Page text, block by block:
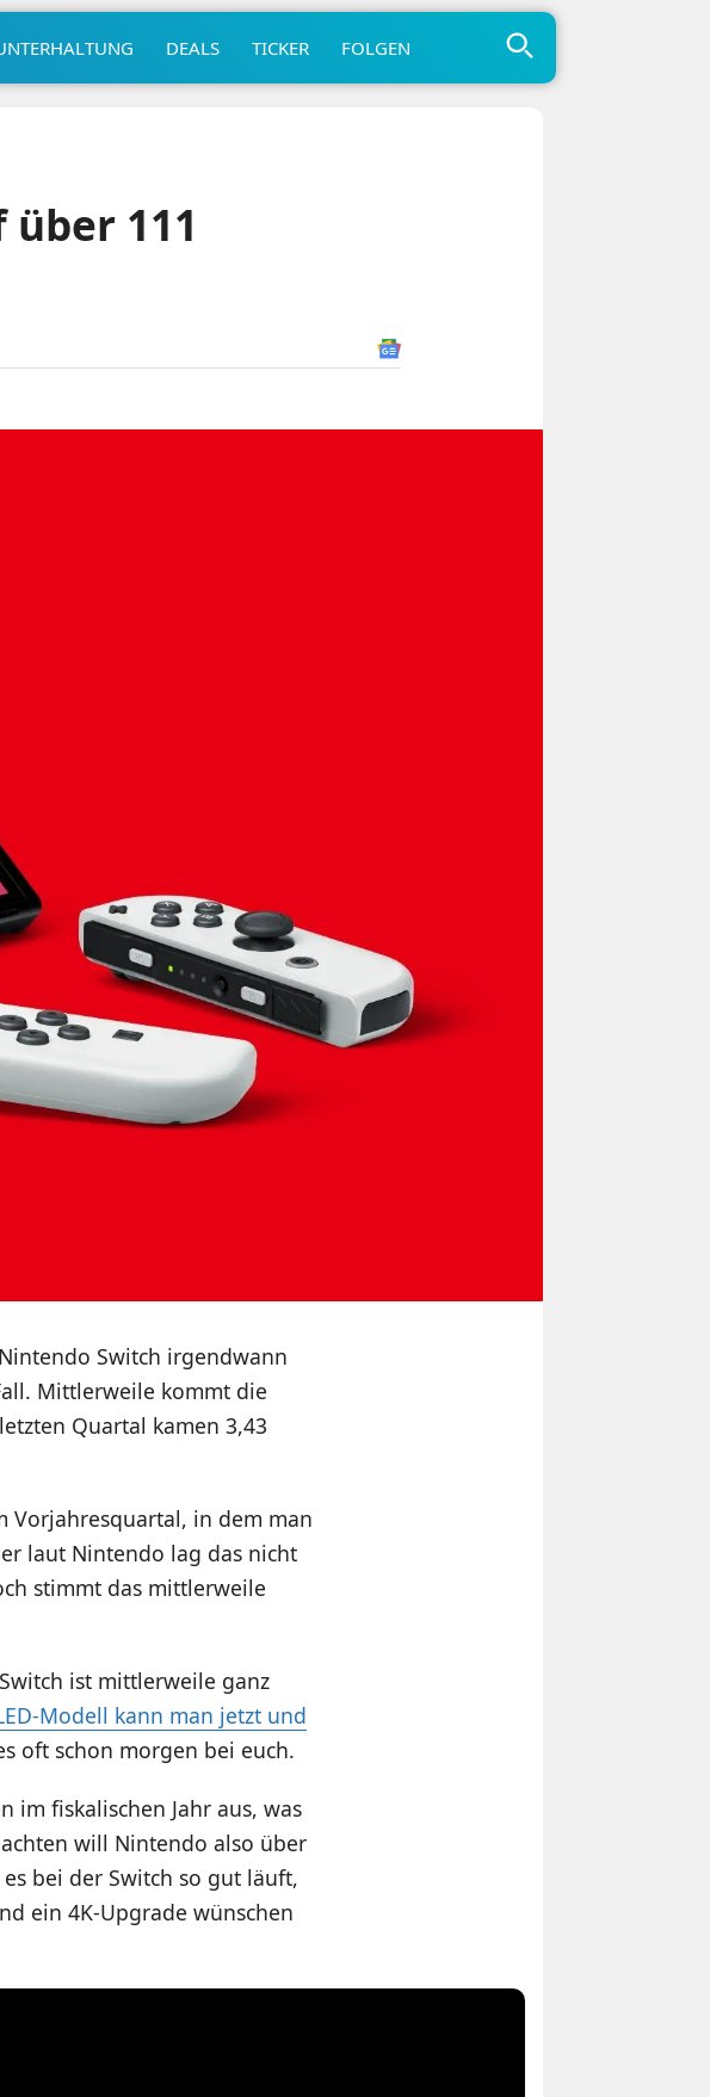
DEALS TICKER FOLGEN
111
Switch irgendwann
Mittlerweile kommt die
Quartal kamen 3,43
Vorjahresquartal, in dem man
laut Nintendo lag das nicht
stimmt das mittlerweile
ist mittlerweile ganz
Modell kann man jetzt und
oft schon morgen bei euch.
fiskalischen Jahr aus, was
will Nintendo also über
bei der Switch so gut läuft,
ein 4K-Upgrade wünschen